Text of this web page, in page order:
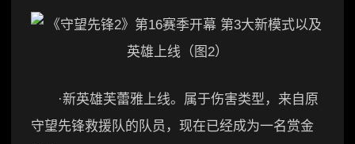
·新英雄芙蕾雅上线。属于伤害类型，来自原
守望先锋救援队的队员，现在已经成为一名赏金